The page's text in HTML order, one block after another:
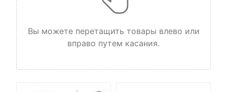
Вы можете перетащить товары влево или
вправо путем касания.